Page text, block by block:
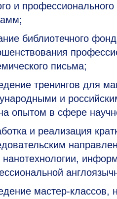
и
библиотечного
письма;
тренингов для
и
опытом в сфере
и реализация
мастер-классов,